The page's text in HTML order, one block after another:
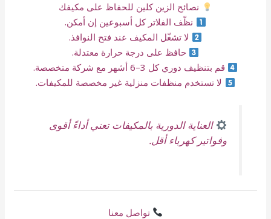
نصائح الزين كلين للحفاظ على مكيفك
نظّف الفلاتر كل أسبوعين إن أمكن.
لا تشغّل المكيف عند فتح النوافذ.
حافظ على درجة حرارة معتدلة.
قم بتنظيف دوري كل 3–6 أشهر مع شركة متخصصة.
لا تستخدم منظفات منزلية غير مخصصة للمكيفات.
العناية الدورية بالمكيفات تعني أداءً أقوى
وفواتير كهرباء أقل.
تواصل معنا